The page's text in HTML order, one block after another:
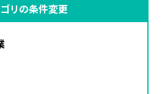
リの条件変更